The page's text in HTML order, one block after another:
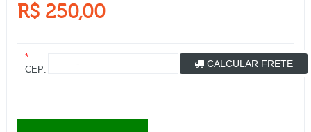
R$ 250,00
*
CEP:
CALCULAR FRETE